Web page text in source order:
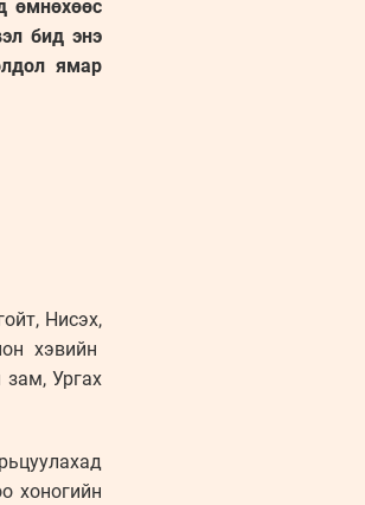
өмнөхөөс
бид энэ
ямар
Нисэх,
хэвийн
зам, Ургах
хоногийн